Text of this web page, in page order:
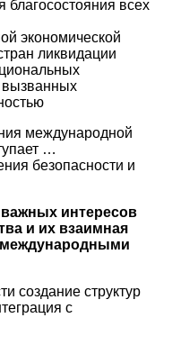
благосостояния всех
экономической
ликвидации
вызванных
международной
…
безопасности и
интересов
и их взаимная
международными
создание структур
с